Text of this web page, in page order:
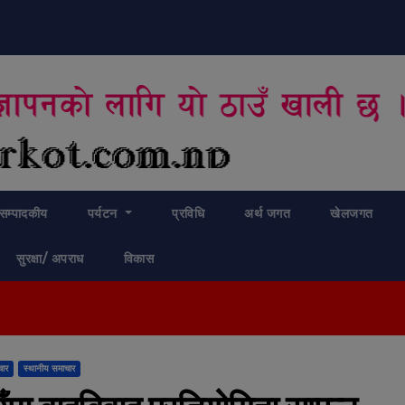
सम्पादकीय पर्यटन प्रविधि अर्थ जगत खेलजगत
सुरक्षा/ अपराध विकास
स्थानीय समाचार